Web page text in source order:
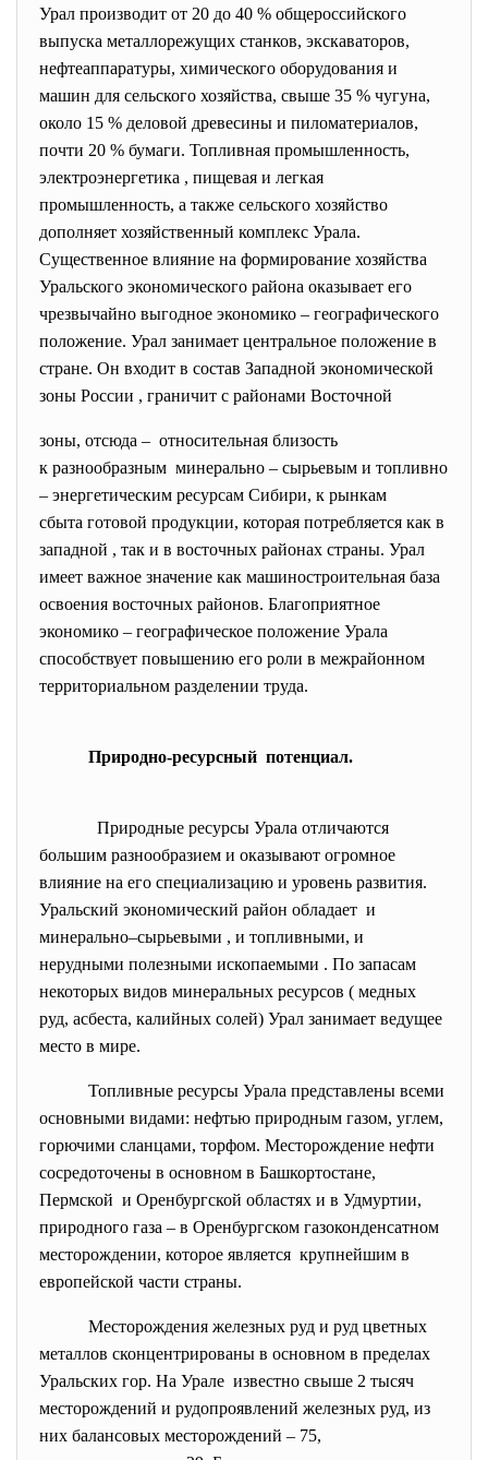
Урал производит от 20 до 40 % общероссийского
выпуска металлорежущих станков, экскаваторов,
нефтеаппаратуры, химического оборудования и
машин для сельского хозяйства, свыше 35 % чугуна,
около 15 % деловой древесины и пиломатериалов,
почти 20 % бумаги. Топливная промышленность,
электроэнергетика , пищевая и легкая
промышленность, а также сельского хозяйство
дополняет хозяйственный комплекс Урала.
Существенное влияние на формирование хозяйства
Уральского экономического района оказывает его
чрезвычайно выгодное экономико – географического
положение. Урал занимает центральное положение в
стране. Он входит в состав Западной экономической
зоны России , граничит с районами Восточной
зоны, отсюда – относительная близость
к разнообразным минерально – сырьевым и топливно
– энергетическим ресурсам Сибири, к рынкам
сбыта готовой продукции, которая потребляется как в
западной , так и в восточных районах страны. Урал
имеет важное значение как машиностроительная база
освоения восточных районов. Благоприятное
экономико – географическое положение Урала
способствует повышению его роли в межрайонном
территориальном разделении труда.
Природно-ресурсный потенциал.
Природные ресурсы Урала отличаются
большим разнообразием и оказывают огромное
влияние на его специализацию и уровень развития.
Уральский экономический район обладает и
минерально–сырьевыми , и топливными, и
нерудными полезными ископаемыми . По запасам
некоторых видов минеральных ресурсов ( медных
руд, асбеста, калийных солей) Урал занимает ведущее
место в мире.
Топливные ресурсы Урала представлены всеми
основными видами: нефтью природным газом, углем,
горючими сланцами, торфом. Месторождение нефти
сосредоточены в основном в Башкортостане,
Пермской и Оренбургской областях и в Удмуртии,
природного газа – в Оренбургском газоконденсатном
месторождении, которое является крупнейшим в
европейской части страны.
Месторождения железных руд и руд цветных
металлов сконцентрированы в основном в пределах
Уральских гор. На Урале известно свыше 2 тысяч
месторождений и рудопроявлений железных руд, из
них балансовых месторождений – 75,